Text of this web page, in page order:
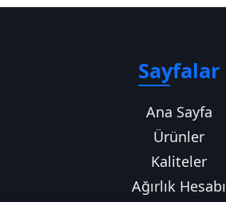
Sayfalar
Ana Sayfa
Ürünler
Kaliteler
Ağırlık Hesabı